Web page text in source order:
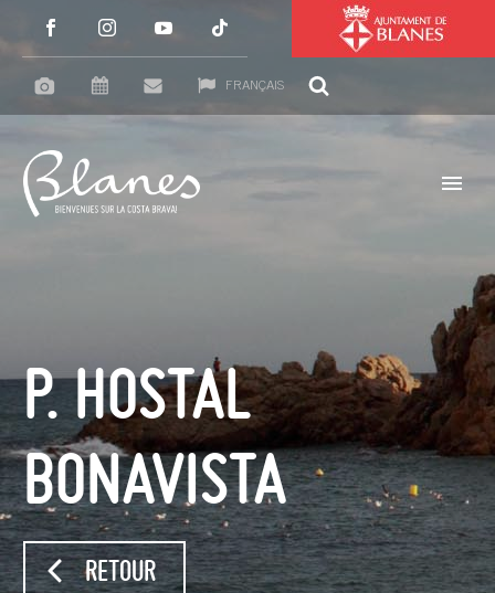
FRANÇAIS
P. HOSTAL
BONAVISTA
RETOUR